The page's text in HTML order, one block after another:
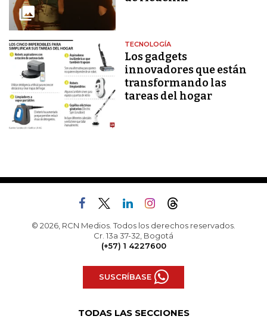
TECNOLOGÍA
Los gadgets
innovadores que están
transformando las
tareas del hogar
© 2026, RCN Medios. Todos los derechos reservados.
Cr. 13a 37-32, Bogotá
(+57) 1 4227600
SUSCRÍBASE
TODAS LAS SECCIONES